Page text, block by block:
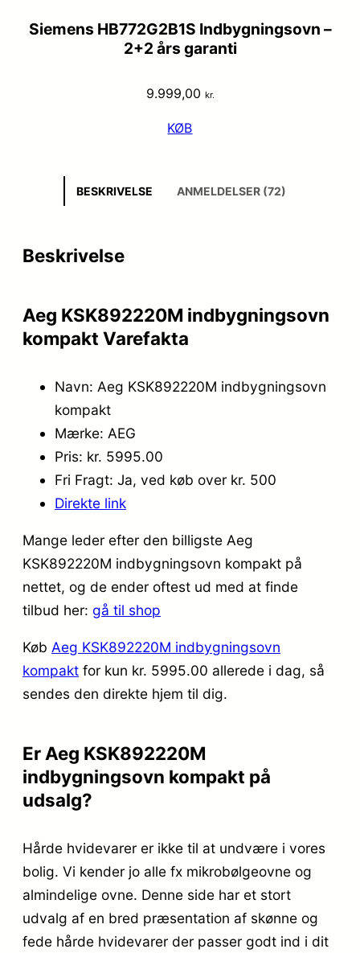
Siemens HB772G2B1S Indbygningsovn –
2+2 års garanti
9.999,00 kr.
KØB
BESKRIVELSE ANMELDELSER (72)
Beskrivelse
Aeg KSK892220M indbygningsovn
kompakt Varefakta
Navn: Aeg KSK892220M indbygningsovn
kompakt
Mærke: AEG
Pris: kr. 5995.00
Fri Fragt: Ja, ved køb over kr. 500
Direkte link
Mange leder efter den billigste Aeg
KSK892220M indbygningsovn kompakt på
nettet, og de ender oftest ud med at finde
tilbud her: gå til shop
Køb Aeg KSK892220M indbygningsovn
kompakt for kun kr. 5995.00 allerede i dag, så
sendes den direkte hjem til dig.
Er Aeg KSK892220M
indbygningsovn kompakt på
udsalg?
Hårde hvidevarer er ikke til at undvære i vores
bolig. Vi kender jo alle fx mikrobølgeovne og
almindelige ovne. Denne side har et stort
udvalg af en bred præsentation af skønne og
fede hårde hvidevarer der passer godt ind i dit